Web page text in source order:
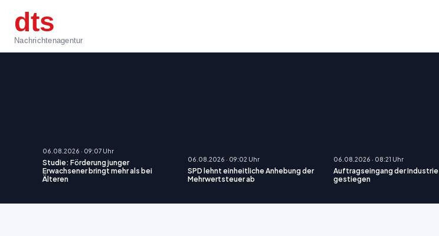
dts
Nachrichtenagentur
06.08.2026 · 09:07 Uhr
Studie: Förderung junger
Erwachsener bringt mehr als bei
Älteren
06.08.2026 · 09:02 Uhr
SPD lehnt einheitliche Anhebung der
Mehrwertsteuer ab
06.08.2026 · 08:21 Uhr
Auftragseingang der Industrie
gestiegen